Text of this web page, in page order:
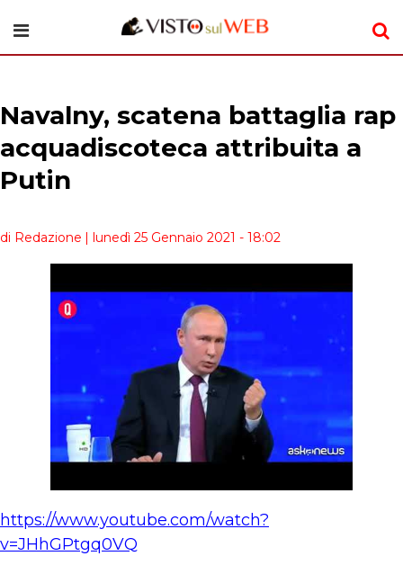
Navalny, scatena battaglia rap
acquadiscoteca attribuita a
Putin
di Redazione | lunedì 25 Gennaio 2021 - 18:02
https://www.youtube.com/watch?
v=JHhGPtgq0VQ